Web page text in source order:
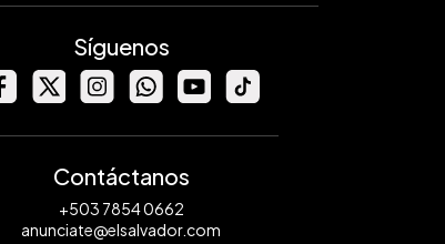
Síguenos
Contáctanos
+503 7854 0662
anunciate@elsalvador.com